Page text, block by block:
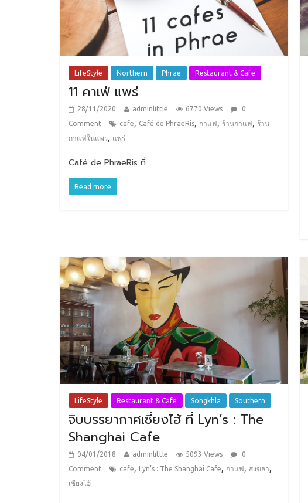
LifeStyle Northern Phrae Restaurant & Cafe
11 คาเฟ่ แพร่
28/11/2020 adminlittle 6770 Views
0
Comment
cafe, Café de PhraeRis, กาแฟ , ร้านกาแฟ , ร้าน
กาแฟในแพร่, แพร่
Café de PhraeRis ที่
Read more
LifeStyle Restaurant & Cafe Songkhla Southern
จิบบรรยากาศเซี่ยงไฮ้ ที่ Lyn’s : The
Shanghai Cafe
04/01/2018 adminlittle 5093 Views
0
Comment
cafe, Lyn’s : The Shanghai Cafe, กาแฟ, สงขลา,
เซียงไฮ้